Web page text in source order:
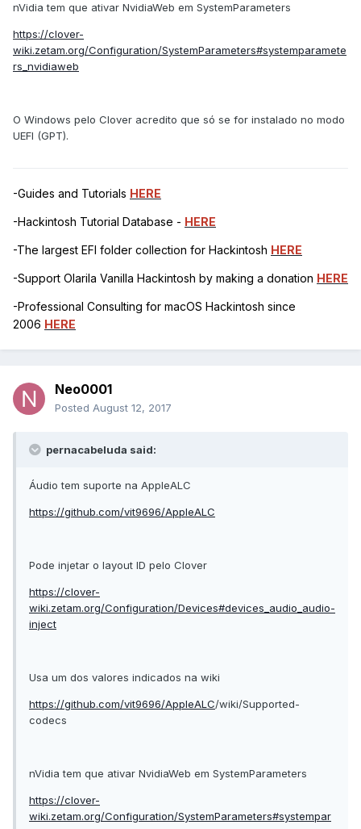
nVidia tem que ativar NvidiaWeb em SystemParameters
https://clover-
wiki.zetam.org/Configuration/SystemParameters#systemparamete
rs_nvidiaweb
O Windows pelo Clover acredito que só se for instalado no modo
UEFI (GPT).
-Guides and Tutorials HERE
-Hackintosh Tutorial Database - HERE
-The largest EFI folder collection for Hackintosh HERE
-Support Olarila Vanilla Hackintosh by making a donation HERE
-Professional Consulting for macOS Hackintosh since
2006 HERE
Neo0001
Posted August 12, 2017
pernacabeluda said:
Áudio tem suporte na AppleALC
https://github.com/vit9696/AppleALC
Pode injetar o layout ID pelo Clover
https://clover-
wiki.zetam.org/Configuration/Devices#devices_audio_audio-
inject
Usa um dos valores indicados na wiki
https://github.com/vit9696/AppleALC/wiki/Supported-
codecs
nVidia tem que ativar NvidiaWeb em SystemParameters
https://clover-
wiki.zetam.org/Configuration/SystemParameters#systempar